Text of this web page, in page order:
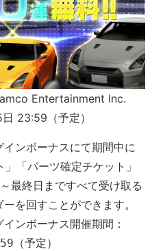
Entertainment Inc.
23:59（予定）
ンボーナスにて期間中に
「パーツ確定チケット」
最終日まですべて受け取る
を回すことができます。
ンボーナス開催期間：
予定）